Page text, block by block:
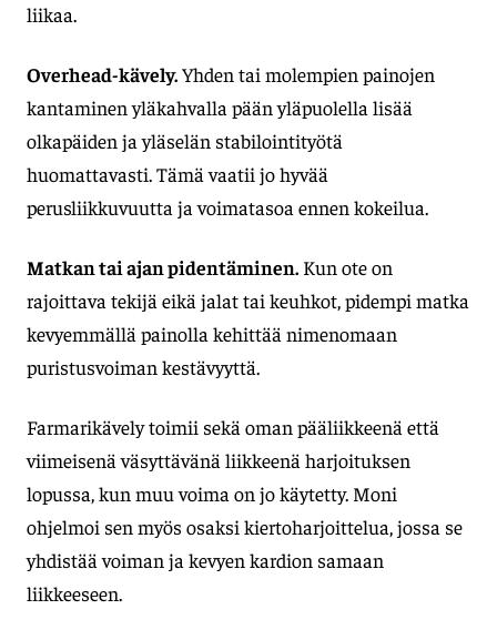
liikaa.
Overhead-kävely.Yhden tai molempien painojen
kantaminen yläkahvalla pään yläpuolella lisää
olkapäiden ja yläselän stabilointityötä
huomattavasti. Tämä vaatii jo hyvää
perusliikkuvuutta ja voimatasoa ennen kokeilua.
Matkan tai ajan pidentäminen. Kun ote on
rajoittava tekijä eikä jalat tai keuhkot, pidempi matka
kevyemmällä painolla kehittää nimenomaan
puristusvoiman kestävyyttä.
Farmarikävely toimii sekä oman pääliikkeenä että
viimeisenä väsyttävänä liikkeenä harjoituksen
lopussa, kun muu voima on jo käytetty. Moni
ohjelmoi sen myös osaksi kiertoharjoittelua, jossa se
yhdistää voiman ja kevyen kardion samaan
liikkeeseen.